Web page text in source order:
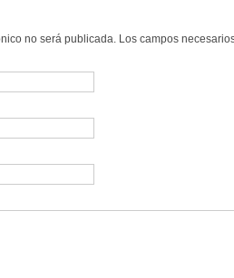
no será publicada. Los campos